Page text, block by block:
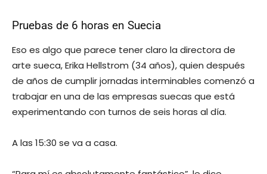
Pruebas de 6 horas en Suecia
Eso es algo que parece tener claro la directora de
arte sueca, Erika Hellstrom (34 años), quien después
de años de cumplir jornadas interminables comenzó a
trabajar en una de las empresas suecas que está
experimentando con turnos de seis horas al día.
A las 15:30 se va a casa.